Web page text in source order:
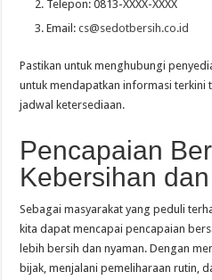
Telepon: 0813-XXXX-XXXX
Email:cs@sedotbersih.co.id
Pastikan untuk menghubungi
untuk mendapatkan informasi terkini
jadwal ketersediaan.
Pencapaian
Kebersihan
Sebagai masyarakat yang peduli
kita dapat mencapai pencapaian
lebih bersih dan nyaman. Dengan
bijak, menjalani pemeliharaan rutin,